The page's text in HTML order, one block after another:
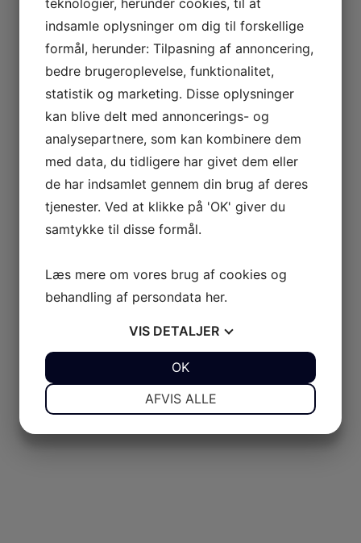
indsamle oplysninger om dig til forskellige
formål, herunder: Tilpasning af annoncering,
bedre brugeroplevelse, funktionalitet,
statistik og marketing. Disse oplysninger
kan blive delt med annoncerings- og
analysepartnere, som kan kombinere dem
med data, du tidligere har givet dem eller
de har indsamlet gennem din brug af deres
tjenester. Ved at klikke på 'OK' giver du
samtykke til disse formål.
Læs mere om vores brug af cookies og
behandling af persondata her.
VIS DETALJER
AFVIS ALLE
OK